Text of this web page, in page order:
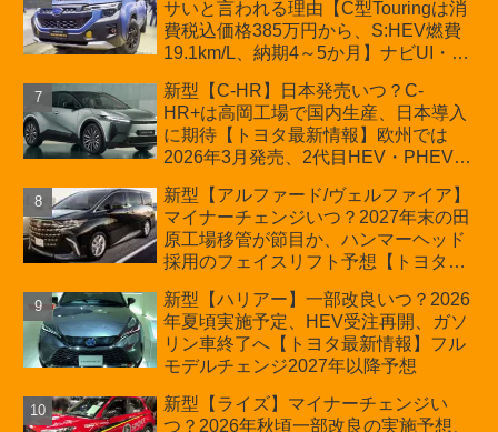
サいと言われる理由【C型Touringは消
費税込価格385万円から、S:HEV燃費
19.1km/L、納期4～5か月】ナビUI・冬
カーオブザイヤーとJNCAP大賞受賞後
も残る注意点
新型【C-HR】日本発売いつ？C-
HR+は高岡工場で国内生産、日本導入
に期待【トヨタ最新情報】欧州では
2026年3月発売、2代目HEV・PHEVは
新型【アルファード/ヴェルファイア】
マイナーチェンジいつ？2027年末の田
原工場移管が節目か、ハンマーヘッド
採用のフェイスリフト予想【トヨタ最
費税込価格559万9000円から
新型【ハリアー】一部改良いつ？2026
年夏頃実施予定、HEV受注再開、ガソ
リン車終了へ【トヨタ最新情報】フル
モデルチェンジ2027年以降予想
新型【ライズ】マイナーチェンジい
つ？2026年秋頃一部改良の実施予想、